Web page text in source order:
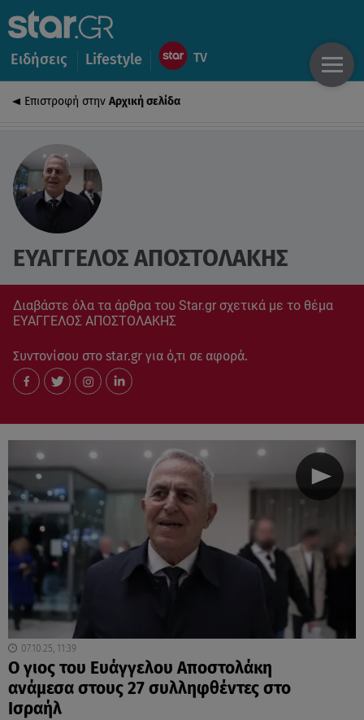
Ειδήσεις Lifestyle
Επιστροφή στην Αρχική σελίδα
ΕΥΑΓΓΕΛΟΣ ΑΠΟΣΤΟΛΑΚΗΣ
Διαβάστε όλα τα άρθρα του Star.gr σχετικά με το θέμα
ΕΥΑΓΓΕΛΟΣ ΑΠΟΣΤΟΛΑΚΗΣ
Συντονίσου στο star.gr για ό,τι σε αφορά.
07.10.25, 11:39
Ο γιος του Ευάγγελου Αποστολάκη
ανάμεσα στους 27 συλληφθέντες στο
Ισραήλ